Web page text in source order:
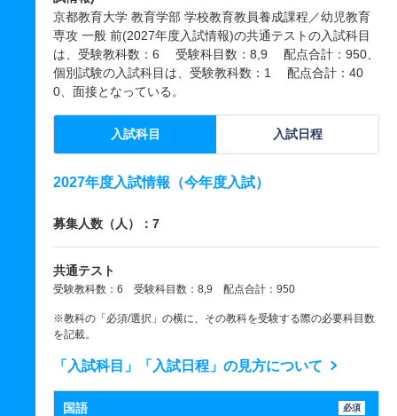
京都教育大学 教育学部 学校教育教員養成課程／幼児教育
専攻 一般 前(2027年度入試情報)の共通テストの入試科目
は、受験教科数：6 受験科目数：8,9 配点合計：950、
個別試験の入試科目は、受験教科数：1 配点合計：40
0、面接となっている。
入試科目 入試日程
2027年度入試情報（今年度入試）
募集人数（人）：7
共通テスト
受験教科数：6 受験科目数：8,9 配点合計：950
※教科の「必須/選択」の横に、その教科を受験する際の必要科目数
を記載。
「入試科目」「入試日程」の見方について
国語 必須